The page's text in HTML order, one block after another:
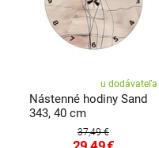
u dodávateľa
Nástenné hodiny Sand
343, 40 cm
37,49 €